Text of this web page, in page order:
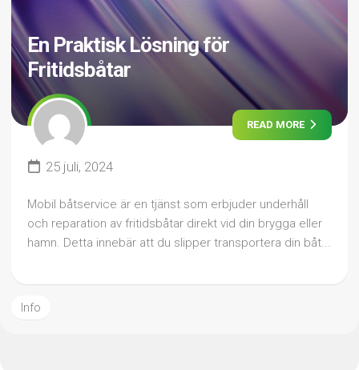
En Praktisk Lösning för
Fritidsbåtar
READ MORE
25 juli, 2024
Mobil båtservice är en tjänst som erbjuder underhåll
och reparation av fritidsbåtar direkt vid din brygga eller
hamn. Detta innebär att du slipper transportera din båt...
Info